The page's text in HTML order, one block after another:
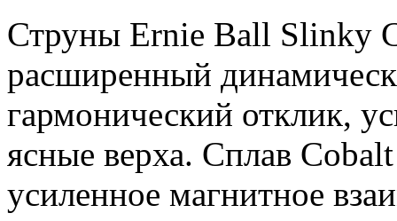
Струны Ernie Ball Slinky
расширенный
гармонический отклик,
ясные верха. Сплав
усиленное магнитное